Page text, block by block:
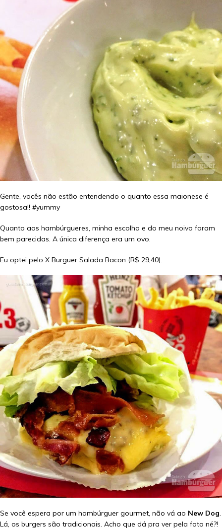
Gente, vocês não estão entendendo o quanto essa maionese é
gostosa!! #yummy
Quanto aos hambúrgueres, minha escolha e do meu noivo foram
bem parecidas. A única diferença era um ovo.
Eu optei pelo X Burguer Salada Bacon (R$ 29,40).
Se você espera por um hambúrguer gourmet, não vá ao New Dog
Lá, os burgers são tradicionais. Acho que dá pra ver pela foto né?!